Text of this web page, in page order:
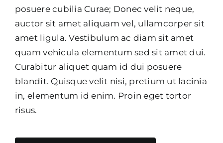
posuere cubilia Curae; Donec velit neque,
auctor sit amet aliquam vel, ullamcorper sit
amet ligula. Vestibulum ac diam sit amet
quam vehicula elementum sed sit amet dui.
Curabitur aliquet quam id dui posuere
blandit. Quisque velit nisi, pretium ut lacinia
in, elementum id enim. Proin eget tortor
risus.